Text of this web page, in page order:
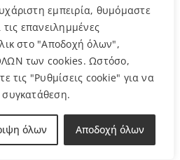
εμπειρία, θυμόμαστε
τις επανειλημμένες
στο "Αποδοχή όλων",
των cookies. Ωστόσο,
τις "Ρυθμίσεις cookie" για να
όλων Αποδοχή όλων